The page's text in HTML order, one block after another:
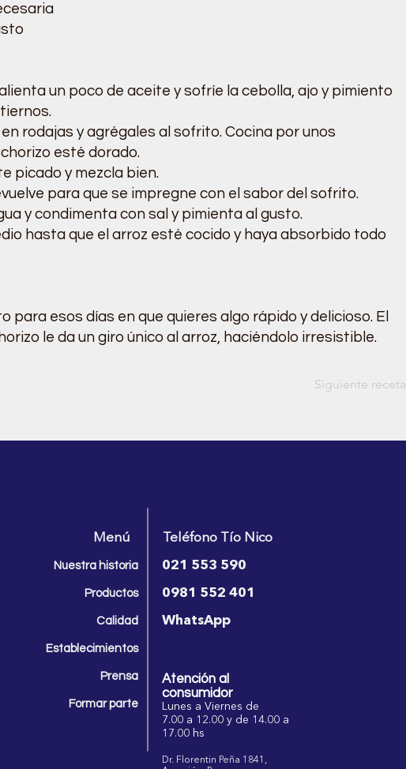
un poco de aceite y sofríe la cebolla, ajo y pimiento
rodajas y agrégales al sofrito. Cocina por unos
esté dorado.
picado y mezcla bien.
para que se impregne con el sabor del sofrito.
y condimenta con sal y pimienta al gusto.
hasta que el arroz esté cocido y haya absorbido todo
para esos días en que quieres algo rápido y delicioso. El
le da un giro único al arroz, haciéndolo irresistible.
Siguiente receta
Menú Teléfono Tío Nico
Nuestra historia
Productos
Calidad
Establecimientos
Prensa
Formar parte
021 553 590
0981 552 401
WhatsApp
Atención al
consumidor
Lunes a Viernes de
7.00 a 12.00 y de 14.00 a
17.00 hs
Dr. Florentin Peña 1841,